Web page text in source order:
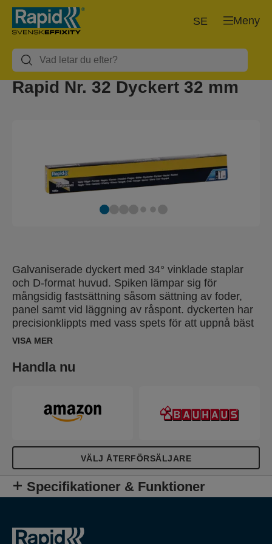
Meny
SE
Rapid Nr. 32 Dyckert 32 mm
Galvaniserade dyckert med 34° vinklade staplar
och D-format huvud. Spiken lämpar sig för
mångsidig fastsättning såsom sättning av foder,
panel samt vid läggning av råspont. dyckerten har
precisionklippts med vass spets för att uppnå bäst
penetration vid användning. Finns även i rostfri
VISA MER
Handla nu
VÄLJ ÅTERFÖRSÄLJARE
Specifikationer & Funktioner